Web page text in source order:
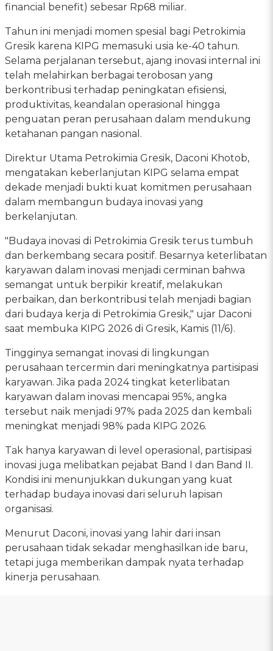
financial benefit) sebesar Rp68 miliar.
Tahun ini menjadi momen spesial bagi Petrokimia
Gresik karena KIPG memasuki usia ke-40 tahun.
Selama perjalanan tersebut, ajang inovasi internal ini
telah melahirkan berbagai terobosan yang
berkontribusi terhadap peningkatan efisiensi,
produktivitas, keandalan operasional hingga
penguatan peran perusahaan dalam mendukung
ketahanan pangan nasional.
Direktur Utama Petrokimia Gresik, Daconi Khotob,
mengatakan keberlanjutan KIPG selama empat
dekade menjadi bukti kuat komitmen perusahaan
dalam membangun budaya inovasi yang
berkelanjutan.
"Budaya inovasi di Petrokimia Gresik terus tumbuh
dan berkembang secara positif. Besarnya keterlibatan
karyawan dalam inovasi menjadi cerminan bahwa
semangat untuk berpikir kreatif, melakukan
perbaikan, dan berkontribusi telah menjadi bagian
dari budaya kerja di Petrokimia Gresik," ujar Daconi
saat membuka KIPG 2026 di Gresik, Kamis (11/6).
Tingginya semangat inovasi di lingkungan
perusahaan tercermin dari meningkatnya partisipasi
karyawan. Jika pada 2024 tingkat keterlibatan
karyawan dalam inovasi mencapai 95%, angka
tersebut naik menjadi 97% pada 2025 dan kembali
meningkat menjadi 98% pada KIPG 2026.
Tak hanya karyawan di level operasional, partisipasi
inovasi juga melibatkan pejabat Band I dan Band II.
Kondisi ini menunjukkan dukungan yang kuat
terhadap budaya inovasi dari seluruh lapisan
organisasi.
Menurut Daconi, inovasi yang lahir dari insan
perusahaan tidak sekadar menghasilkan ide baru,
tetapi juga memberikan dampak nyata terhadap
kinerja perusahaan.